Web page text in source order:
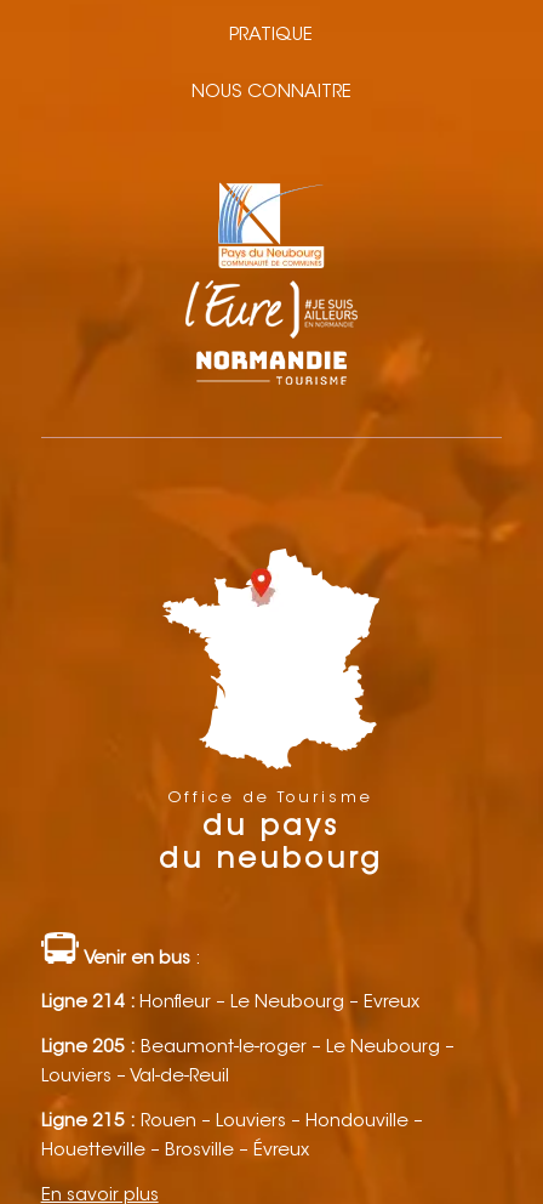
PRATIQUE
NOUS CONNAITRE
Office de Tourisme
du pays
du neubourg
Venir en bus:
Ligne 214 : Honfleur – Le Neubourg – Evreux
Ligne 205 : Beaumont-le-roger – Le Neubourg –
Louviers – Val-de-Reuil
Ligne 215 : Rouen – Louviers – Hondouville –
Houetteville – Brosville – Évreux
En savoir plus